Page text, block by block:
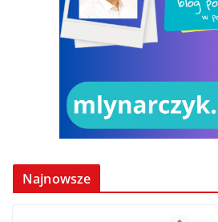
Najnowsze